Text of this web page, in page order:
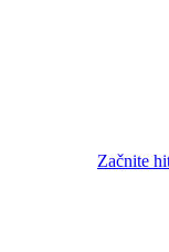
Začnite